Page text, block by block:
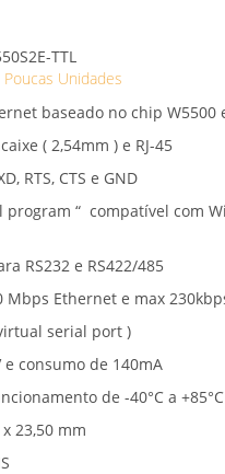
TTL
Poucas Unidades
baseado no chip W5500
( 2,54mm ) e RJ-45
RTS, CTS e GND
program “ compatível com
RS232 e RS422/485
Mbps Ethernet e max
serial port )
consumo de 140mA
de -40°C a +85°C
23,50 mm